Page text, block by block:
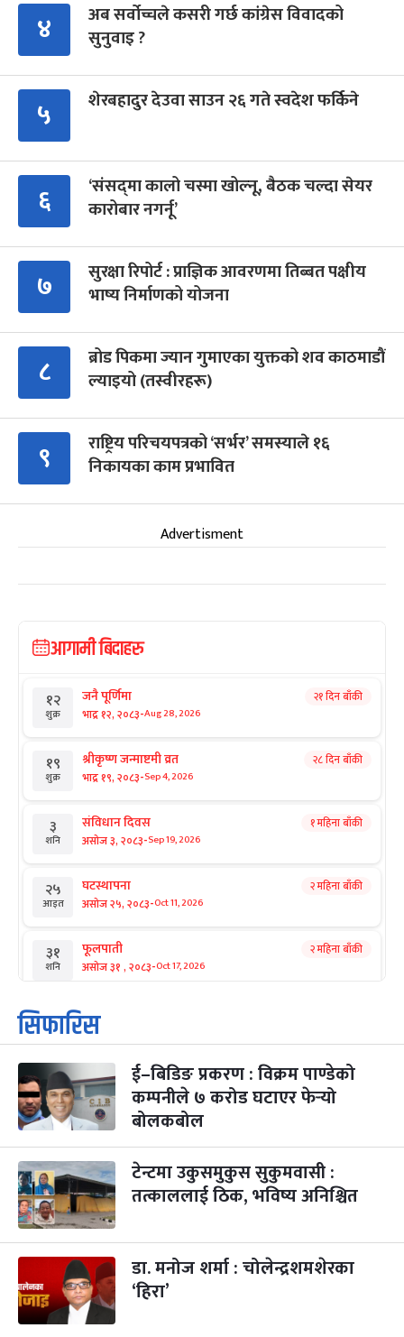
४
अब सर्वोच्चले कसरी गर्छ कांग्रेस विवादको
सुनुवाइ ?
५ शेरबहादुर देउवा साउन २६ गते स्वदेश फर्किने
६
‘संसद्‍मा कालो चस्मा खोल्नू, बैठक चल्दा सेयर
कारोबार नगर्नू’
७
सुरक्षा रिपोर्ट : प्राज्ञिक आवरणमा तिब्बत पक्षीय
भाष्य निर्माणको योजना
८
ब्रोड पिकमा ज्यान गुमाएका युक्तको शव काठमाडौं
ल्याइयो (तस्वीरहरू)
९
राष्ट्रिय परिचयपत्रको ‘सर्भर’ समस्याले १६
निकायका काम प्रभावित
Advertisment
आगामी बिदाहरु
१२
शुक्र
जनै पूर्णिमा
भाद्र १२, २०८३-Aug 28, 2026
२१ दिन बाँकी
१९
शुक्र
श्रीकृष्ण जन्माष्टमी व्रत
भाद्र १९, २०८३-Sep 4, 2026
२८ दिन बाँकी
३
शनि
संविधान दिवस
असोज ३, २०८३-Sep 19, 2026
१ महिना बाँकी
२५
आइत
घटस्थापना
असोज २५, २०८३-Oct 11, 2026
२ महिना बाँकी
३१
शनि
फूलपाती
असोज ३१ , २०८३-Oct 17, 2026
२ महिना बाँकी
१
आइत
कार्तिक सङ्क्रान्ति
कार्तिक १, २०८३
३
मंगल
महानवमी
कार्तिक ३, २०८३-Oct 20, 2026
२ महिना बाँकी
४
५
बिहि
पापा‌ङ्कुशा एकादशी व्रत
कार्तिक ५, २०८३
२ महिना बाँकी
आइत
कुकुर तिहार
कार्तिक २२, २०८३-Nov 8, 2026
३ महिना बाँकी
२३ गाई पूजा
सिफारिस
ई–बिडिङ प्रकरण : विक्रम पाण्डेको
कम्पनीले ७ करोड घटाएर फेर्‍यो
बोलकबोल
टेन्टमा उकुसमुकुस सुकुमवासी :
तत्काललाई ठिक, भविष्य अनिश्चित
डा. मनोज शर्मा : चोलेन्द्रशमशेरका
‘हिरा’